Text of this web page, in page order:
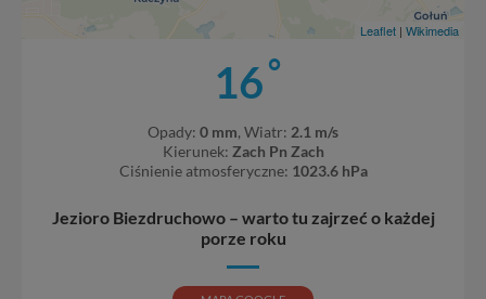
Leaflet | Wikimedia
16°
Opady: 0 mm, Wiatr: 2.1 m/s
Kierunek: Zach Pn Zach
Ciśnienie atmosferyczne: 1023.6 hPa
Jezioro Biezdruchowo – warto tu zajrzeć o każdej
porze roku